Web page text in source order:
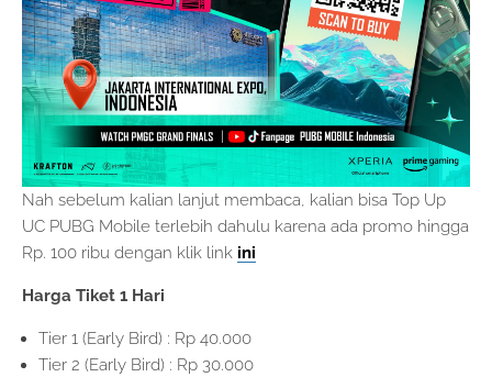
Nah sebelum kalian lanjut membaca, kalian bisa Top Up
UC PUBG Mobile terlebih dahulu karena ada promo hingga
Rp. 100 ribu dengan klik link ini
Harga Tiket 1 Hari
Tier 1 (Early Bird) : Rp 40.000
Tier 2 (Early Bird) : Rp 30.000